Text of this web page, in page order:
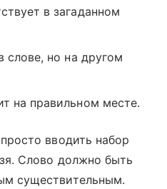
в загаданном
слове, но на другом
на правильном месте.
вводить набор
Слово должно быть
существительным.